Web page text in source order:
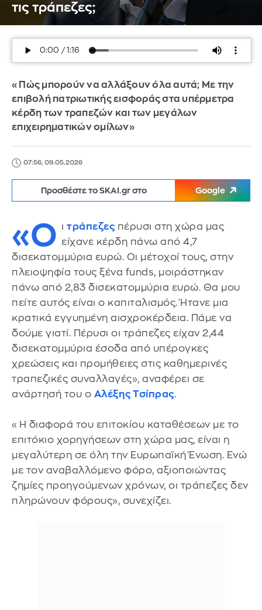
τις τράπεζες;
«Πώς μπορούν να αλλάξουν όλα αυτά; Με την
επιβολή πατριωτικής εισφοράς στα υπέρμετρα
κέρδη των τραπεζών και των μεγάλων
επιχειρηματικών ομίλων»
07:56, 09.05.2026
Προσθέστε το SKAI.gr στο Google
«Ο ι τράπεζες πέρυσι στη χώρα μας
είχανε κέρδη πάνω από 4,7
δισεκατομμύρια ευρώ. Οι μέτοχοί τους, στην
πλειοψηφία τους ξένα funds, μοιράστηκαν
πάνω από 2,83 δισεκατομμύρια ευρώ. Θα μου
πείτε αυτός είναι ο καπιταλισμός. Ήτανε μια
κρατικά εγγυημένη αισχροκέρδεια. Πάμε να
δούμε γιατί. Πέρυσι οι τράπεζες είχαν 2,44
δισεκατομμύρια έσοδα από υπέρογκες
χρεώσεις και προμήθειες στις καθημερινές
τραπεζικές συναλλαγές», αναφέρει σε
ανάρτησή του ο Αλέξης Τσίπρας.
«Η διαφορά του επιτοκίου καταθέσεων με το
επιτόκιο χορηγήσεων στη χώρα μας, είναι η
μεγαλύτερη σε όλη την Ευρωπαϊκή Ένωση. Ενώ
με τον αναβαλλόμενο φόρο, αξιοποιώντας
ζημίες προηγούμενων χρόνων, οι τράπεζες δεν
πληρώνουν φόρους», συνεχίζει.